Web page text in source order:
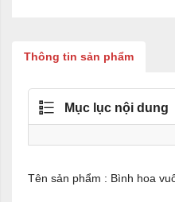
Thông tin sản phẩm
Mục lục nội dung
Tên sản phẩm : Bình hoa